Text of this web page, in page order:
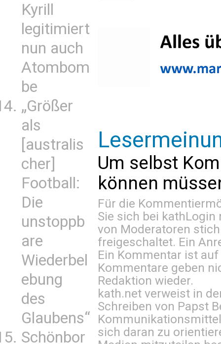
Kyrill
legitimiert
nun auch
Atombom
be
„Größer
als
[australis
cher]
Football:
Die
unstoppb
are
Wiederbel
ebung
des
Glaubens“
Schönbor
Um selbst
können
Für die
Sie sich bei kathLogin
von Moderatoren
freigeschaltet. Ein
Ein Kommentar ist
Kommentare geben
Redaktion wieder.
kath.net verweist in
Schreiben von Papst
sich daran zu